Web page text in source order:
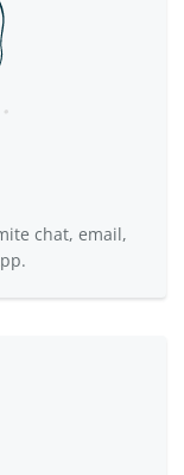
chat, email,